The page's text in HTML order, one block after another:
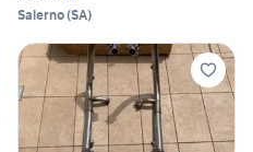
Salerno(SA)